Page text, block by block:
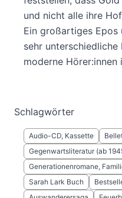
und nicht alle ihre
Ein großartiges Epos
sehr unterschiedliche
moderne Hörer:innen
Schlagwörter
Audio-CD, Kassette
Gegenwartsliteratur (ab
Generationenromane,
Sarah Lark Buch